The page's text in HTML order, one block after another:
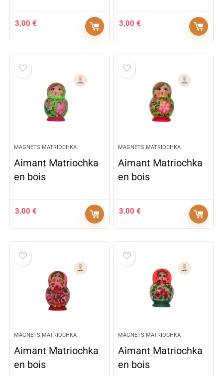
3,00€ 3,00€
MAGNETS MATRIOCHKA
Aimant Matriochka
en bois
3,00€
MAGNETS MATRIOCHKA
Aimant Matriochka
en bois
3,00€
MAGNETS MATRIOCHKA
Aimant Matriochka
en bois
MAGNETS MATRIOCHKA
Aimant Matriochka
en bois